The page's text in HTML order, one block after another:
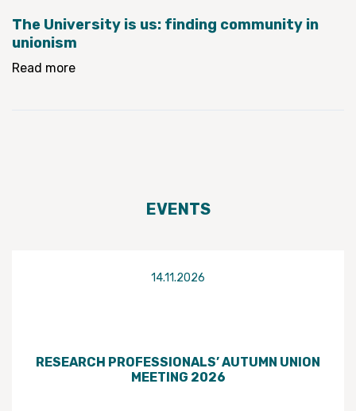
The University is us: finding community in
unionism
Read more
EVENTS
14.11.2026
RESEARCH PROFESSIONALS’ AUTUMN UNION
MEETING 2026